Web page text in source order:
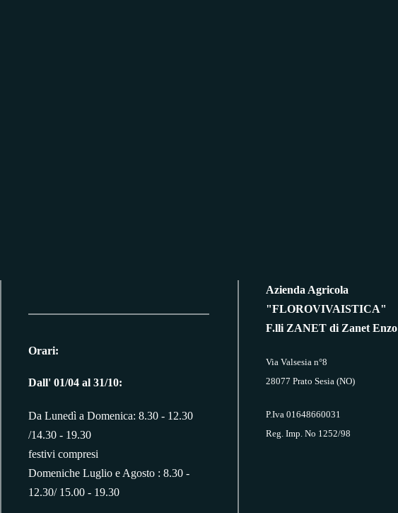
Orari:
Dall' 01/04 al 31/10:
Da Lunedì a Domenica: 8.30 - 12.30
/14.30 - 19.30
festivi compresi
Domeniche Luglio e Agosto : 8.30 -
12.30/ 15.00 - 19.30
Azienda Agricola
"FLOROVIVAISTICA"
F.lli ZANET di Zanet Enzo
Via Valsesia n°8
28077 Prato Sesia (NO)
P.Iva 01648660031
Reg. Imp. No 1252/98